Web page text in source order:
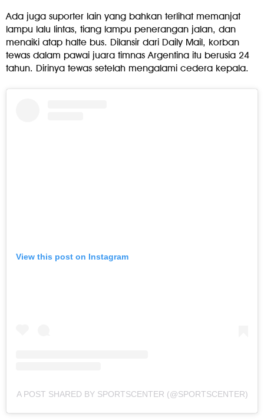
Ada juga suporter lain yang bahkan terlihat memanjat
lampu lalu lintas, tiang lampu penerangan jalan, dan
menaiki atap halte bus. Dilansir dari Daily Mail, korban
tewas dalam pawai juara timnas Argentina itu berusia 24
tahun. Dirinya tewas setelah mengalami cedera kepala.
View this post on Instagram
A POST SHARED BY SPORTSCENTER (@SPORTSCENTER)